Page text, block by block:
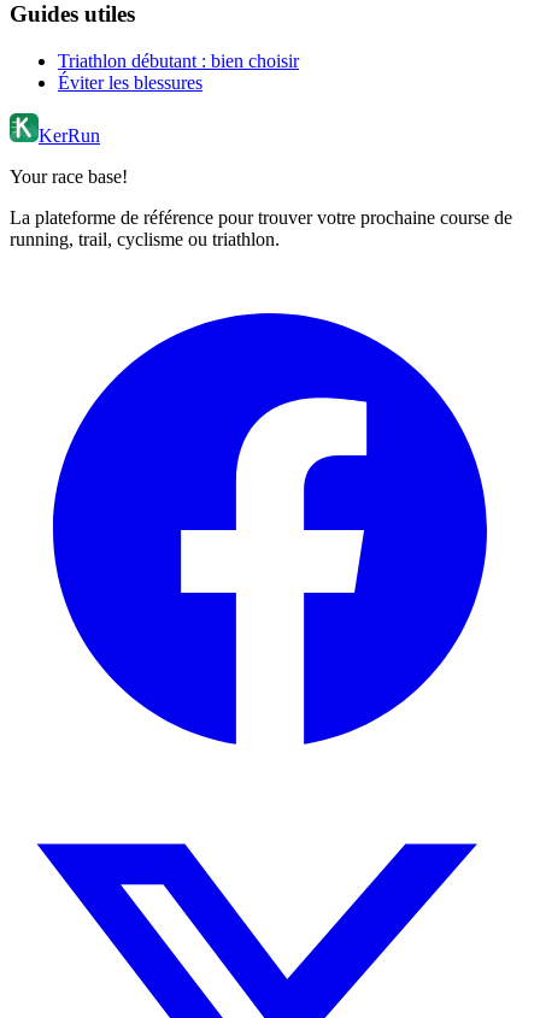
Guides utiles
Triathlon débutant : bien choisir
Éviter les blessures
KerRun
Your race base!
La plateforme de référence pour trouver votre prochaine course de
running, trail, cyclisme ou triathlon.